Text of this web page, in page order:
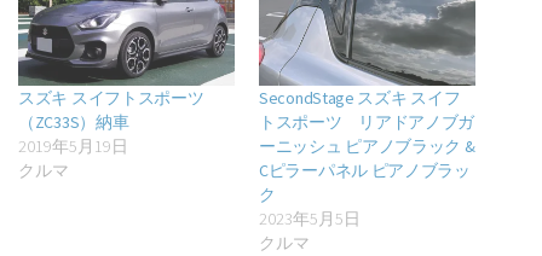
スズキ スイフトスポーツ
（ZC33S）納車
2019年5月19日
クルマ
SecondStage スズキ スイフ
トスポーツ リアドアノブガ
ーニッシュ ピアノブラック &
Cピラーパネル ピアノブラッ
ク
2023年5月5日
クルマ